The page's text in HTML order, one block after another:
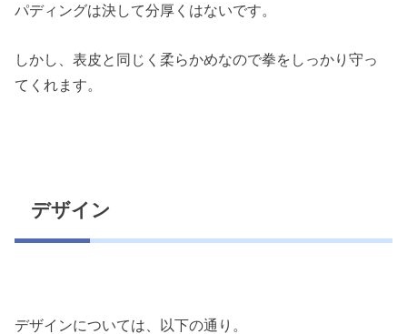
パディングは決して分厚くはないです。
しかし、表皮と同じく柔らかめなので拳をしっかり守っ
てくれます。
デザイン
デザインについては、以下の通り。